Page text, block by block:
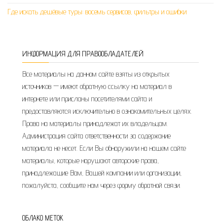
Где искать дешёвые туры: восемь сервисов, фильтры и ошибки
ИНФОРМАЦИЯ ДЛЯ ПРАВООБЛАДАТЕЛЕЙ
Все материалы на данном сайте взяты из открытых
источников — имеют обратную ссылку на материал в
интернете или присланы посетителями сайта и
предоставляются исключительно в ознакомительных целях.
Права на материалы принадлежат их владельцам.
Администрация сайта ответственности за содержание
материала не несет. Если Вы обнаружили на нашем сайте
материалы, которые нарушают авторские права,
принадлежащие Вам, Вашей компании или организации,
пожалуйста, сообщите нам через форму обратной связи.
ОБЛАКО МЕТОК